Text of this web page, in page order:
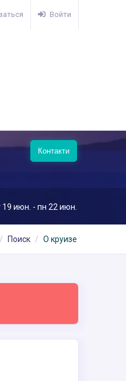
Войти
Контакти
19 июн. - пн 22 июн.
Поиск О круизе